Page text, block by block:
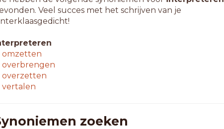
Veel succes met het schrijven van je
omzetten
overbrengen
overzetten
vertalen
zoeken